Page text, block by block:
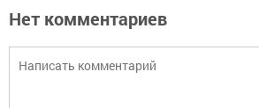
Нет комментариев